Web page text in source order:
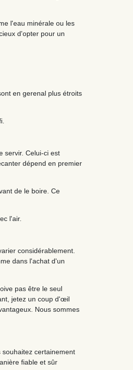
l'eau minérale ou les
d'opter pour un
en gerenal plus étroits
servir. Celui-ci est
dépend en premier
de le boire. Ce
l'air.
considérablement.
dans l'achat d'un
pas être le seul
jetez un coup d'œil
Nous sommes
certainement
fiable et sûr